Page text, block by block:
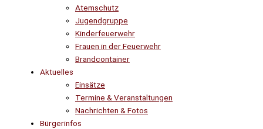
Atemschutz
Jugendgruppe
Kinderfeuerwehr
Frauen in der Feuerwehr
Brandcontainer
Aktuelles
Einsätze
Termine & Veranstaltungen
Nachrichten & Fotos
Bürgerinfos